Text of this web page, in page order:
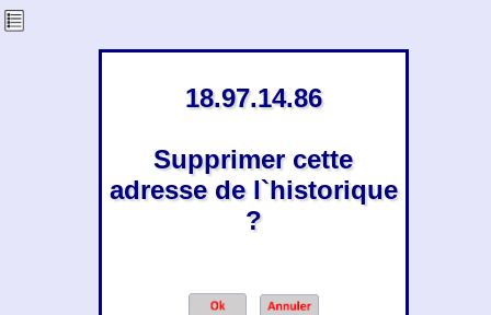
18.97.14.86
Supprimer cette
adresse de l`historique
?